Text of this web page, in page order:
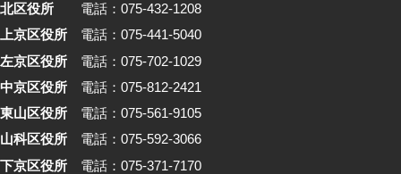
北区役所
電話：075-432-1208
上京区役所
電話：075-441-5040
左京区役所
電話：075-702-1029
中京区役所
電話：075-812-2421
東山区役所
電話：075-561-9105
山科区役所
電話：075-592-3066
下京区役所
電話：075-371-7170